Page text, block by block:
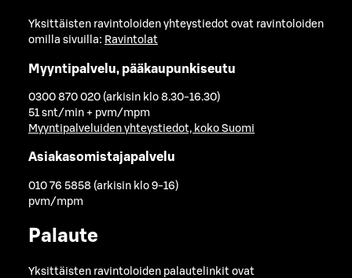
Yksittäisten ravintoloiden yhteystiedot ovat ravintoloiden
omilla sivuilla: Ravintolat
Myyntipalvelu, pääkaupunkiseutu
0300 870 020 (arkisin klo 8.30-16.30)
51 snt/min + pvm/mpm
Myyntipalveluiden yhteystiedot, koko Suomi
Asiakasomistajapalvelu
010 76 5858 (arkisin klo 9-16)
pvm/mpm
Palaute
Yksittäisten ravintoloiden palautelinkit ovat